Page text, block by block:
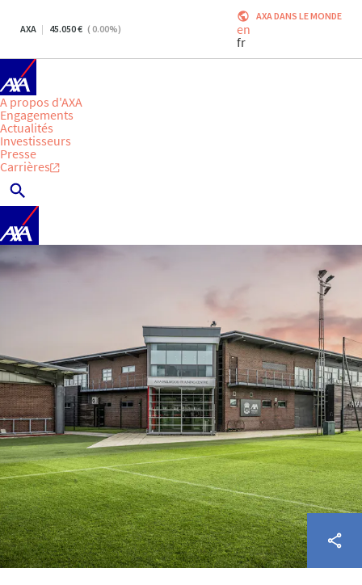
AXA 45.050 ( 0.00%)
AXA DANS LE MONDE
en
fr
A propos d'AXA
Engagements
Actualités
Investisseurs
Presse
Carrières